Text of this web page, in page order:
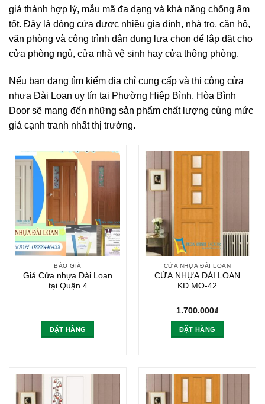
giá thành hợp lý, mẫu mã đa dạng và khả năng chống ẩm
tốt. Đây là dòng cửa được nhiều gia đình, nhà trọ, căn hộ,
văn phòng và công trình dân dụng lựa chọn để lắp đặt cho
cửa phòng ngủ, cửa nhà vệ sinh hay cửa thông phòng.
Nếu bạn đang tìm kiếm địa chỉ cung cấp và thi công cửa
nhựa Đài Loan uy tín tại Phường Hiệp Bình, Hòa Bình
Door sẽ mang đến những sản phẩm chất lượng cùng mức
giá cạnh tranh nhất thị trường.
BÁO GIÁ
Giá Cửa nhựa Đài Loan
tại Quận 4
ĐẶT HÀNG
CỬA NHỰA ĐÀI LOAN
CỬA NHỰA ĐÀI LOAN
KD.MO-42
1.700.000₫
ĐẶT HÀNG